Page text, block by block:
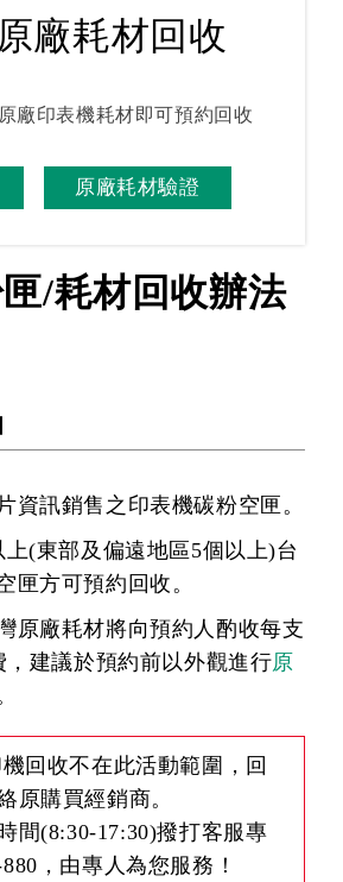
廠耗材回收
廠印表機耗材即可預約回收
原廠耗材驗證
/耗材回收辦法
資訊銷售之印表機碳粉空匣。
上(東部及偏遠地區5個以上)台
匣方可預約回收。
原廠耗材將向預約人酌收每支
，建議於預約前以外觀進行原
回收不在此活動範圍，回
原購買經銷商。
間(8:30-17:30)撥打客服專
，由專人為您服務！